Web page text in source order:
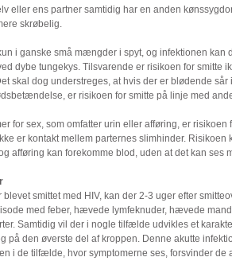
eller ens partner samtidig har en anden
skrøbelig.
i ganske små mængder i spyt, og infektionen kan
dybe tungekys. Tilsvarende er risikoen for smitte
skal dog understreges, at hvis der er blødende sår
er risikoen for smitte på linje med
for sex, som omfatter urin eller afføring, er risikoen
er kontakt mellem parternes slimhinder. Risikoen
afføring kan forekomme blod, uden at det kan ses
blevet smittet med HIV, kan der 2-3 uger efter
med feber, hævede lymfeknuder, hævede
Samtidig vil der i nogle tilfælde udvikles et
på den øverste del af kroppen. Denne akutte
i de tilfælde, hvor symptomerne ses, forsvinder de